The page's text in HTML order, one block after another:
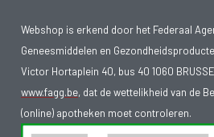
Webshop is erkend door het Federaal
Geneesmiddelen en
Victor Hortaplein 40, bus 40 1060
www.fagg.be, dat de wettelikheid van de
(online) apotheken moet controleren.